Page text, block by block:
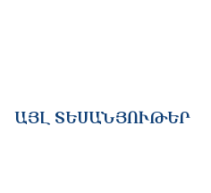
ԱՅԼ ՏԵՍԱՆՅՈՒԹԵՐ